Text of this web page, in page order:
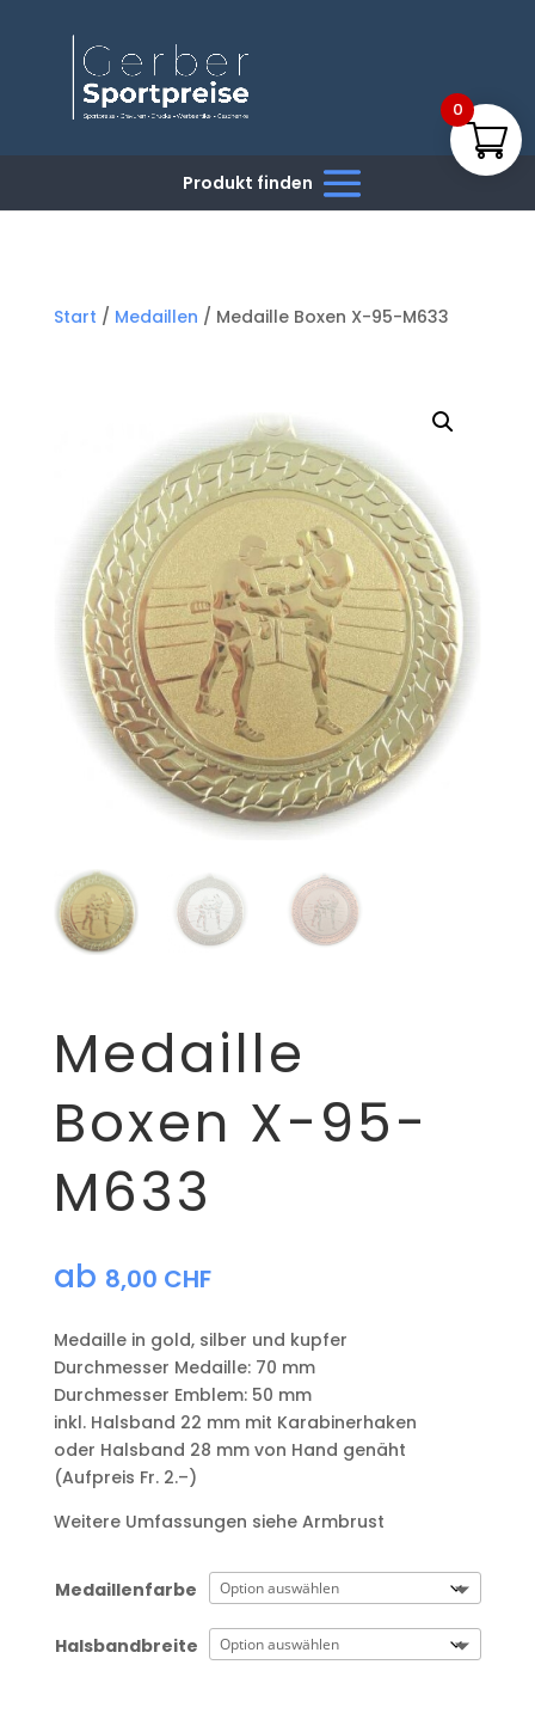
Start / Medaillen / Medaille Boxen X-95-M633
Medaille
Boxen X-95-
M633
ab 8,00 CHF
Medaille in gold, silber und kupfer
​Durchmesser Medaille: 70 mm
Durchmesser Emblem: 50 mm
​inkl. Halsband 22 mm mit Karabinerhaken
oder Halsband 28 mm von Hand genäht
(Aufpreis Fr. 2.–)
Weitere Umfassungen siehe Armbrust
Medaillenfarbe
Halsbandbreite
0